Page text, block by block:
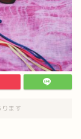
ます